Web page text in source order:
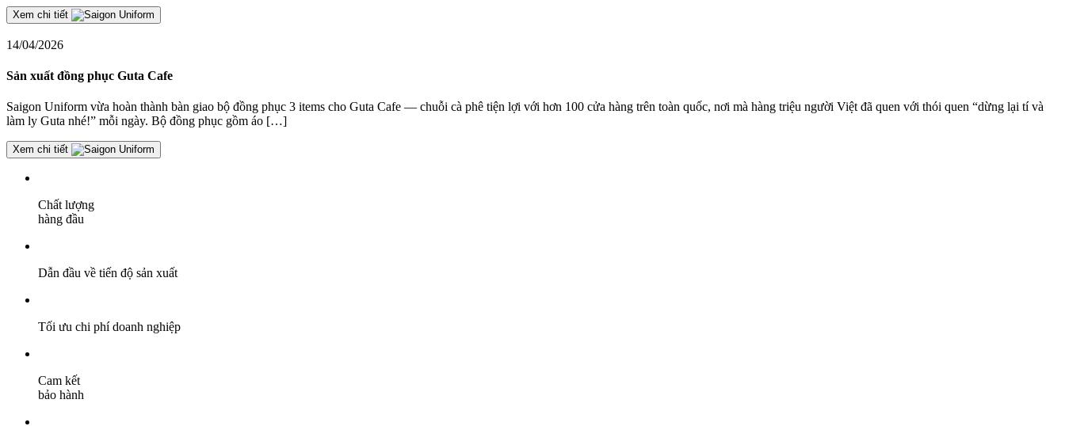
Xem chi tiết
14/04/2026
Sản xuất đồng phục Guta Cafe
Saigon Uniform vừa hoàn thành bàn giao bộ đồng phục 3 items cho Guta Cafe — chuỗi cà phê tiện lợi với hơn 100 cửa hàng trên toàn quốc, nơi mà hàng triệu người Việt đã quen với thói quen “dừng lại tí và
làm ly Guta nhé!” mỗi ngày. Bộ đồng phục gồm áo […]
Xem chi tiết
Chất lượng
hàng đầu
Dẫn đầu về tiến độ sản xuất
Tối ưu chi phí doanh nghiệp
Cam kết
bảo hành